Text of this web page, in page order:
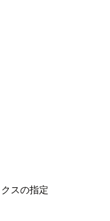
スの指定